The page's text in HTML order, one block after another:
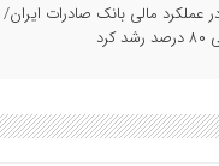
عملکرد مالی بانک صادرات ایران/